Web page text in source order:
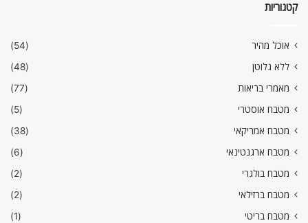
קטגוריות
אוכל מהיר
(54)
ללא גלוטן
(48)
מאמרי בריאות
(77)
מטבח אוסטרי
(5)
מטבח אמריקאי
(38)
מטבח ארגנטינאי
(6)
מטבח בולגרי
(2)
מטבח ברזילאי
(2)
מטבח בריטי
(1)